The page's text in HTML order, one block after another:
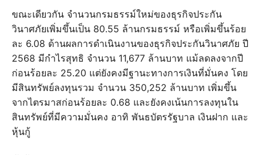
ขณะเดียวกัน จำนวนกรมธรรม์ใหม่ของธุรกิจประกัน
วินาศภัยเพิ่มขึ้นเป็น 80.55 ล้านกรมธรรม์ หรือเพิ่มขึ้นร้อย
ละ 6.08 ด้านผลการดำเนินงานของธุรกิจประกันวินาศภัย ปี
2568 มีกำไรสุทธิ จำนวน 11,677 ล้านบาท แม้ลดลงจากปี
ก่อนร้อยละ 25.20 แต่ยังคงมีฐานะทางการเงินที่มั่นคง โดย
มีสินทรัพย์ลงทุนรวม จำนวน 350,252 ล้านบาท เพิ่มขึ้น
จากไตรมาสก่อนร้อยละ 0.68 และยังคงเน้นการลงทุนใน
สินทรัพย์ที่มีความมั่นคง อาทิ พันธบัตรรัฐบาล เงินฝาก และ
หุ้นกู้